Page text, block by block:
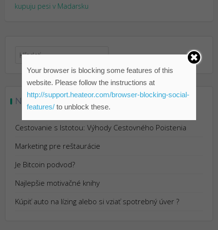
kupuju pesi v Madarsku
Hľadať:
NAJNOVŠIE ČLÁNKY
Cestovanie s Istotou: Výhody Cestovného Poistenia
Marketing pre reštaurácie
Je Bitcoin podvod?
Najlepšie motivačné knihy
Kúpiť auto na lízing alebo si vziať spotrebný úver ?
Your browser is blocking some features of this
website. Please follow the instructions at
http://support.heateor.com/browser-blocking-social-
features/to unblock these.